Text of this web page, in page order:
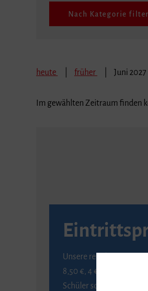
Nach Kategorie
heute früher Juni 2027
Im gewählten Zeitraum finden
Unsere regulären
8,50 €, 4 € ermäßigt für
Schüler sowie